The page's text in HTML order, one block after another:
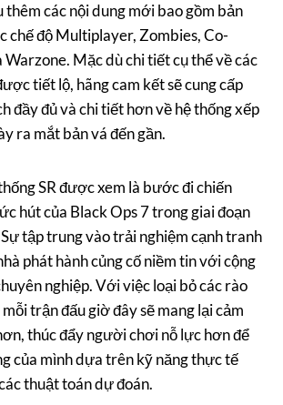
thêm các nội dung mới bao gồm bản
chế độ Multiplayer, Zombies, Co-
Mặc dù chi tiết cụ thể về các
tiết lộ, hãng cam kết sẽ cung cấp
đầy đủ và chi tiết hơn về hệ thống xếp
ra mắt bản vá đến gần.
SR được xem là bước đi chiến
hút của Black Ops 7 trong giai đoạn
tập trung vào trải nghiệm cạnh tranh
phát hành củng cố niềm tin với cộng
nghiệp. Với việc loại bỏ các rào
trận đấu giờ đây sẽ mang lại cảm
thúc đẩy người chơi nỗ lực hơn để
của mình dựa trên kỹ năng thực tế
thuật toán dự đoán.